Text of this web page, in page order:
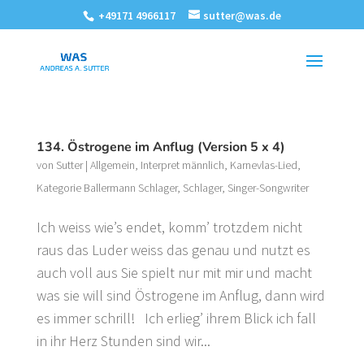
+49171 4966117 sutter@was.de
134. Östrogene im Anflug (Version 5 x 4)
von Sutter| Allgemein, Interpret männlich, Karnevlas-Lied,
Kategorie Ballermann Schlager, Schlager, Singer-Songwriter
Ich weiss wie’s endet, komm’ trotzdem nicht
raus das Luder weiss das genau und nutzt es
auch voll aus Sie spielt nur mit mir und macht
was sie will sind Östrogene im Anflug, dann wird
es immer schrill! Ich erlieg’ ihrem Blick ich fall
in ihr Herz Stunden sind wir...